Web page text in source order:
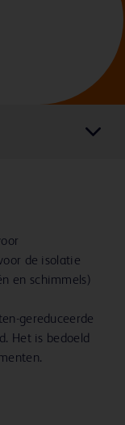
de isolatie
en schimmels)
gereduceerde
Het is bedoeld